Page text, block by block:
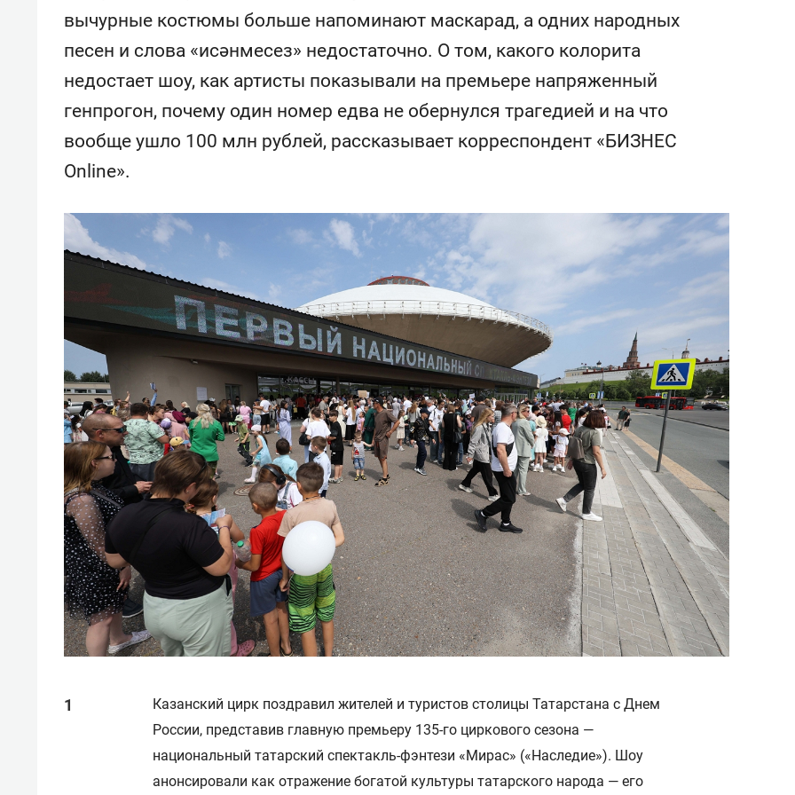
вычурные костюмы больше напоминают маскарад, а одних народных
песен и слова «исәнмесез» недостаточно. О том, какого колорита
недостает шоу, как артисты показывали на премьере напряженный
генпрогон, почему один номер едва не обернулся трагедией и на что
вообще ушло 100 млн рублей, рассказывает корреспондент «БИЗНЕС
Online».
Казанский цирк поздравил жителей и туристов столицы Татарстана с Днем
России, представив главную премьеру 135-го циркового сезона —
национальный татарский спектакль-фэнтези «Мирас» («Наследие»). Шоу
анонсировали как отражение богатой культуры татарского народа — его
стрессом»